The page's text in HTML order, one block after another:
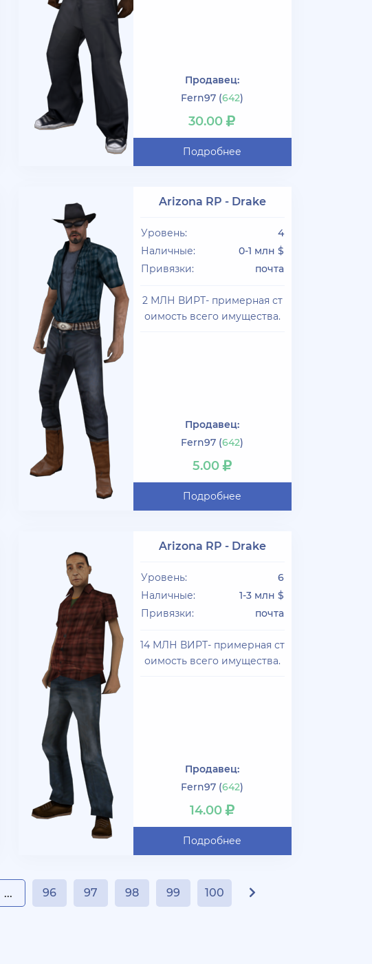
Продавец:
Fern97 (642)
30.00
Подробнее
Arizona RP - Drake
Уровень:
4
Наличные:
0-1 млн $
Привязки:
почта
2 МЛН ВИРТ- примерная ст
оимость всего имущества.
Продавец:
Fern97 (642)
5.00
Подробнее
Arizona RP - Drake
Уровень:
6
Наличные:
1-3 млн $
Привязки:
почта
14 МЛН ВИРТ- примерная ст
оимость всего имущества.
Продавец:
Fern97 (642)
14.00
Подробнее
... 96 97 98 99 100